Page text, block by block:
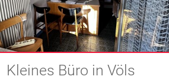
Kleines Büro in Völs